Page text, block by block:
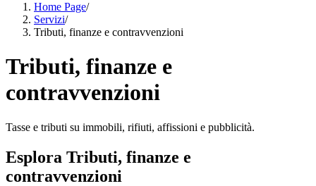
Home Page/
Servizi/
Tributi, finanze e contravvenzioni
Tributi, finanze e
contravvenzioni
Tasse e tributi su immobili, rifiuti, affissioni e pubblicità.
Esplora Tributi, finanze e
contravvenzioni